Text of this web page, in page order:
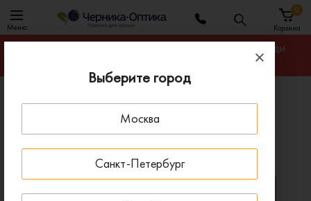
Выберите город
Москва
Санкт-Петербург
Меню Корзина
0
Гарантируем лучшую цену на линзы для очков среди
Главная
Линзы для очков
Офисные линзы Essilor Varilux Start
Офисные линзы Essilor Varilux Start